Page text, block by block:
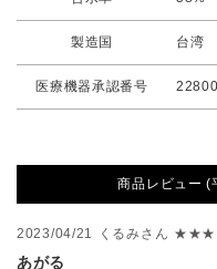
製造国 台湾
医療機器承認番号
商品レビュ
2023/04/21 くるみさん
あがる